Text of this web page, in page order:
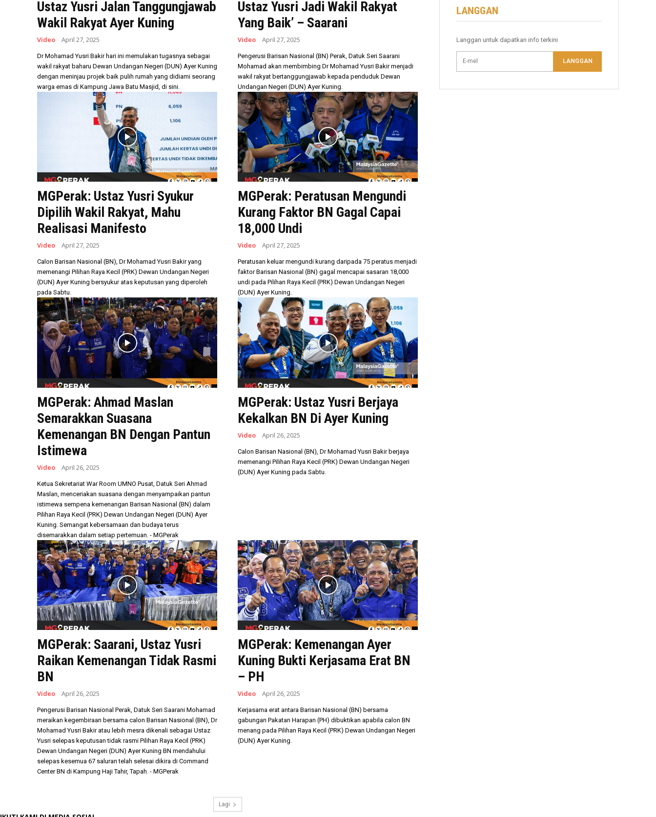
Ustaz Yusri Jalan Tanggungjawab
Wakil Rakyat Ayer Kuning
Video April 27, 2025
Dr Mohamad Yusri Bakir hari ini memulakan tugasnya sebagai
wakil rakyat baharu Dewan Undangan Negeri (DUN) Ayer Kuning
dengan meninjau projek baik pulih rumah yang didiami seorang
warga emas di Kampung Jawa Batu Masjid, di sini.
Ustaz Yusri Jadi Wakil Rakyat
Yang Baik’ – Saarani
Video April 27, 2025
Pengerusi Barisan Nasional (BN) Perak, Datuk Seri Saarani
Mohamad akan membimbing Dr Mohamad Yusri Bakir menjadi
wakil rakyat bertanggungjawab kepada penduduk Dewan
Undangan Negeri (DUN) Ayer Kuning.
MGPerak: Ustaz Yusri Syukur
Dipilih Wakil Rakyat, Mahu
Realisasi Manifesto
Video April 27, 2025
Calon Barisan Nasional (BN), Dr Mohamad Yusri Bakir yang
memenangi Pilihan Raya Kecil (PRK) Dewan Undangan Negeri
(DUN) Ayer Kuning bersyukur atas keputusan yang diperoleh
pada Sabtu.
MGPerak: Peratusan Mengundi
Kurang Faktor BN Gagal Capai
18,000 Undi
Video April 27, 2025
Peratusan keluar mengundi kurang daripada 75 peratus menjadi
faktor Barisan Nasional (BN) gagal mencapai sasaran 18,000
undi pada Pilihan Raya Kecil (PRK) Dewan Undangan Negeri
(DUN) Ayer Kuning.
MGPerak: Ahmad Maslan
Semarakkan Suasana
Kemenangan BN Dengan Pantun
Istimewa
Video April 26, 2025
Ketua Sekretariat War Room UMNO Pusat, Datuk Seri Ahmad
Maslan, menceriakan suasana dengan menyampaikan pantun
istimewa sempena kemenangan Barisan Nasional (BN) dalam
Pilihan Raya Kecil (PRK) Dewan Undangan Negeri (DUN) Ayer
Kuning. Semangat kebersamaan dan budaya terus
disemarakkan dalam setiap pertemuan. - MGPerak
MGPerak: Ustaz Yusri Berjaya
Kekalkan BN Di Ayer Kuning
Video April 26, 2025
Calon Barisan Nasional (BN), Dr Mohamad Yusri Bakir berjaya
memenangi Pilihan Raya Kecil (PRK) Dewan Undangan Negeri
(DUN) Ayer Kuning pada Sabtu.
MGPerak: Saarani, Ustaz Yusri
Raikan Kemenangan Tidak Rasmi
BN
Video April 26, 2025
Pengerusi Barisan Nasional Perak, Datuk Seri Saarani Mohamad
meraikan kegembiraan bersama calon Barisan Nasional (BN), Dr
Mohamad Yusri Bakir atau lebih mesra dikenali sebagai Ustaz
Yusri selepas keputusan tidak rasmi Pilihan Raya Kecil (PRK)
Dewan Undangan Negeri (DUN) Ayer Kuning BN mendahului
selepas kesemua 67 saluran telah selesai dikira di Command
Center BN di Kampung Haji Tahir, Tapah. - MGPerak
MGPerak: Kemenangan Ayer
Kuning Bukti Kerjasama Erat BN
– PH
Video April 26, 2025
Kerjasama erat antara Barisan Nasional (BN) bersama
gabungan Pakatan Harapan (PH) dibuktikan apabila calon BN
menang pada Pilihan Raya Kecil (PRK) Dewan Undangan Negeri
(DUN) Ayer Kuning.
Lagi
LANGGAN
Langgan untuk dapatkan info terkini
LANGGAN